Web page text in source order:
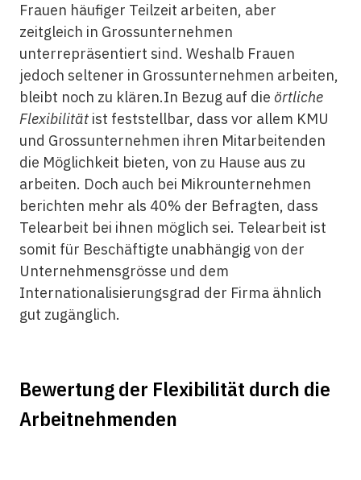
Frauen häufiger Teilzeit arbeiten, aber
zeitgleich in Grossunternehmen
unterrepräsentiert sind. Weshalb Frauen
jedoch seltener in Grossunternehmen arbeiten,
bleibt noch zu klären.In Bezug auf die örtliche
Flexibilitätist feststellbar, dass vor allem KMU
und Grossunternehmen ihren Mitarbeitenden
die Möglichkeit bieten, von zu Hause aus zu
arbeiten. Doch auch bei Mikrounternehmen
berichten mehr als 40% der Befragten, dass
Telearbeit bei ihnen möglich sei. Telearbeit ist
somit für Beschäftigte unabhängig von der
Unternehmensgrösse und dem
Internationalisierungsgrad der Firma ähnlich
gut zugänglich.
Bewertung der Flexibilität durch die
Arbeitnehmenden